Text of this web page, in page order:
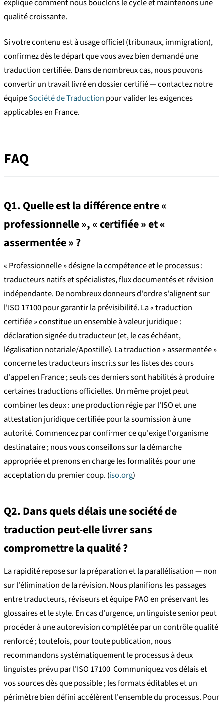
explique comment nous bouclons le cycle et maintenons une
qualité croissante.
Si votre contenu est à usage officiel (tribunaux, immigration),
confirmez dès le départ que vous avez bien demandé une
traduction certifiée. Dans de nombreux cas, nous pouvons
convertir un travail livré en dossier certifié — contactez notre
équipeSociété de Traduction pour valider les exigences
applicables en France.
FAQ
Q1. Quelle est la différence entre «
professionnelle », « certifiée » et «
assermentée » ?
« Professionnelle » désigne la compétence et le processus :
traducteurs natifs et spécialistes, flux documentés et révision
indépendante. De nombreux donneurs d'ordre s'alignent sur
l'ISO 17100 pour garantir la prévisibilité. La « traduction
certifiée » constitue un ensemble à valeur juridique :
déclaration signée du traducteur (et, le cas échéant,
légalisation notariale/Apostille). La traduction « assermentée »
concerne les traducteurs inscrits sur les listes des cours
d'appel en France ; seuls ces derniers sont habilités à produire
certaines traductions officielles. Un même projet peut
combiner les deux : une production régie par l'ISO et une
attestation juridique certifiée pour la soumission à une
autorité. Commencez par confirmer ce qu'exige l'organisme
destinataire ; nous vous conseillons sur la démarche
appropriée et prenons en charge les formalités pour une
acceptation du premier coup. (iso.org)
Q2. Dans quels délais une société de
traduction peut-elle livrer sans
compromettre la qualité ?
La rapidité repose sur la préparation et la parallélisation — non
sur l'élimination de la révision. Nous planifions les passages
entre traducteurs, réviseurs et équipe PAO en préservant les
glossaires et le style. En cas d'urgence, un linguiste senior peut
procéder à une autorevision complétée par un contrôle qualité
renforcé ; toutefois, pour toute publication, nous
recommandons systématiquement le processus à deux
linguistes prévu par l'ISO 17100. Communiquez vos délais et
vos sources dès que possible ; les formats éditables et un
périmètre bien défini accélèrent l'ensemble du processus. Pour